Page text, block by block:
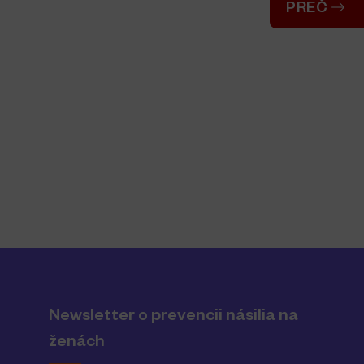
PREČ
Newsletter o prevencii násilia na
ženách